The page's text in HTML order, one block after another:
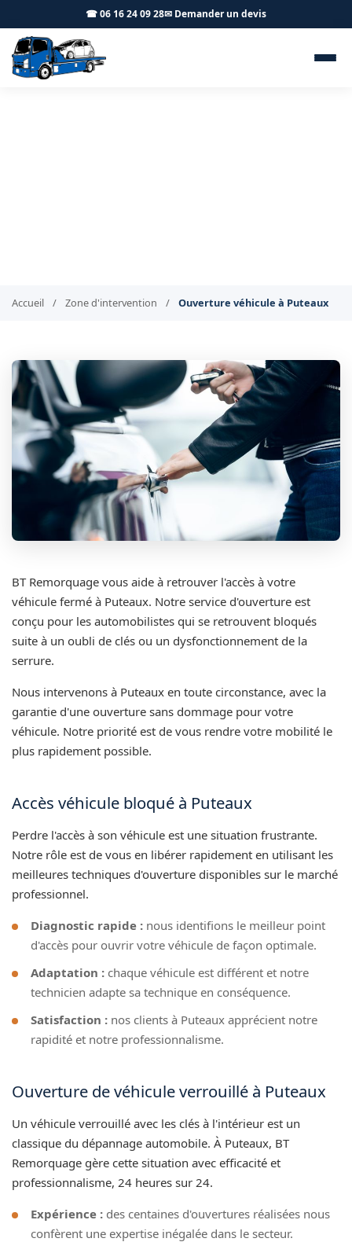
☎ 06 16 24 09 28✉ Demander un devis
Accueil / Zone d'intervention / Ouverture véhicule à Puteaux
BT Remorquage vous aide à retrouver l'accès à votre
véhicule fermé à Puteaux. Notre service d'ouverture est
conçu pour les automobilistes qui se retrouvent bloqués
suite à un oubli de clés ou un dysfonctionnement de la
serrure.
Nous intervenons à Puteaux en toute circonstance, avec la
garantie d'une ouverture sans dommage pour votre
véhicule. Notre priorité est de vous rendre votre mobilité le
plus rapidement possible.
Accès véhicule bloqué à Puteaux
Perdre l'accès à son véhicule est une situation frustrante.
Notre rôle est de vous en libérer rapidement en utilisant les
meilleures techniques d'ouverture disponibles sur le marché
professionnel.
Diagnostic rapide : nous identifions le meilleur point
d'accès pour ouvrir votre véhicule de façon optimale.
Adaptation : chaque véhicule est différent et notre
technicien adapte sa technique en conséquence.
Satisfaction : nos clients à Puteaux apprécient notre
rapidité et notre professionnalisme.
Ouverture de véhicule verrouillé à Puteaux
Un véhicule verrouillé avec les clés à l'intérieur est un
classique du dépannage automobile. À Puteaux, BT
Remorquage gère cette situation avec efficacité et
professionnalisme, 24 heures sur 24.
Expérience : des centaines d'ouvertures réalisées nous
confèrent une expertise inégalée dans le secteur.